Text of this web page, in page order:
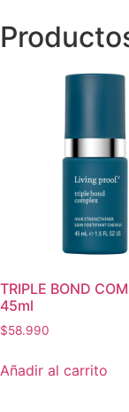
TRIPLE BOND
45ml
$58.990
Añadir al carrito